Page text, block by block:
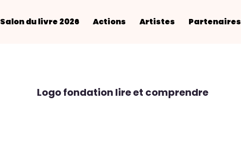
Salon du livre 2026 Actions Artistes Partenaires
Logo fondation lire et comprendre